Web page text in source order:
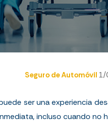
Seguro de Automóvil 1/
ser una experiencia
incluso cuando no